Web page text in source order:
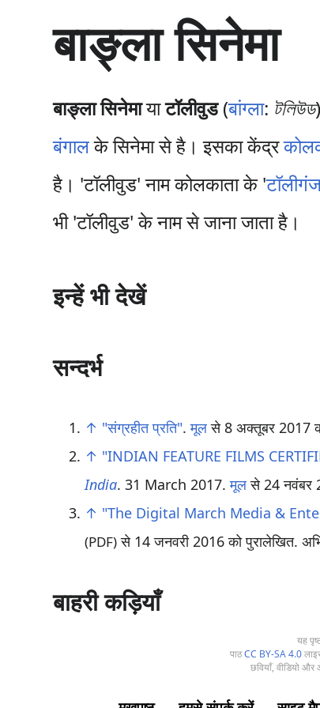
म
ग्री
एँ
बाङ्ला सिनेमा
बाङ्ला सिनेमायाटॉलीवुड(बांग्ला: টলিউড
बंगालके सिनेमा से है। इसका केंद्र
है। 'टॉलीवुड' नाम कोलकाता के '
भी 'टॉलीवुड' के नाम से जाना जाता है।
इन्हें भी देखें
सन्दर्भ
↑ "संग्रहीत प्रति".मूलसे 8 अक्तूबर 2017
↑ "INDIAN FEATURE FILMS
India. 31 March 2017.मूलसे 24 नवंबर
↑ "The Digital March Media &
(PDF)से 14 जनवरी 2016 को पुरालेखित.
बाहरी कड़ियाँ
यह
पाठCC BY-SA 4.0
छवियाँ, वीडियो